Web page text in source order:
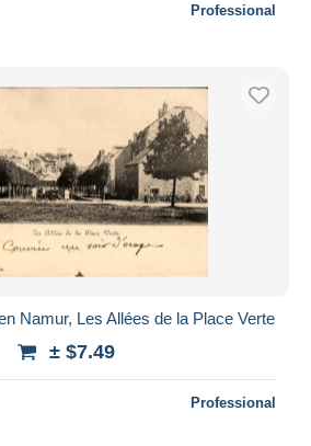
Professional
Namur, Les Allées de la Place Verte
± $7.49
Professional